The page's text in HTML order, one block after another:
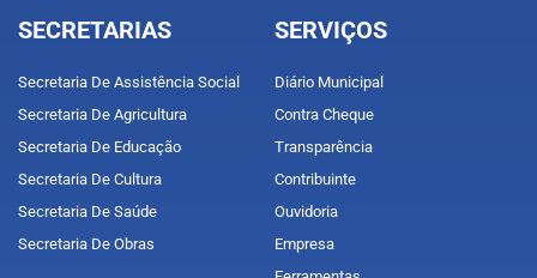
SECRETARIAS
Secretaria De Assistência Social
Secretaria De Agricultura
Secretaria De Educação
Secretaria De Cultura
Secretaria De Saúde
Secretaria De Obras
SERVIÇOS
Diário Municipal
Contra Cheque
Transparência
Contribuinte
Ouvidoria
Empresa